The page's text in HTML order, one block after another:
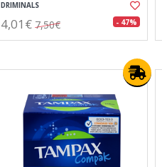
DRIMINALS
4,01€ 7,50€ - 47%